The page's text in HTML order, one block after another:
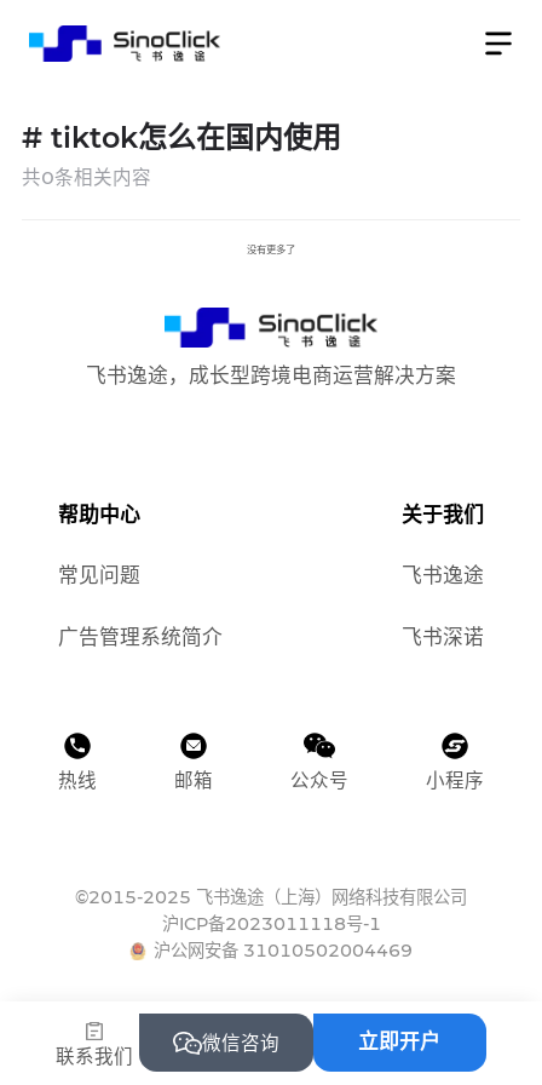
# tiktok怎么在国内使用
共0条相关内容
没有更多了
飞书逸途，成长型跨境电商运营解决方案
帮助中心 关于我们
常见问题 飞书逸途
广告管理系统简介 飞书深诺
热线 邮箱 公众号 小程序
©2015-2025 飞书逸途（上海）网络科技有限公司
沪ICP备2023011118号-1
沪公网安备 31010502004469
联系我们
微信咨询 立即开户